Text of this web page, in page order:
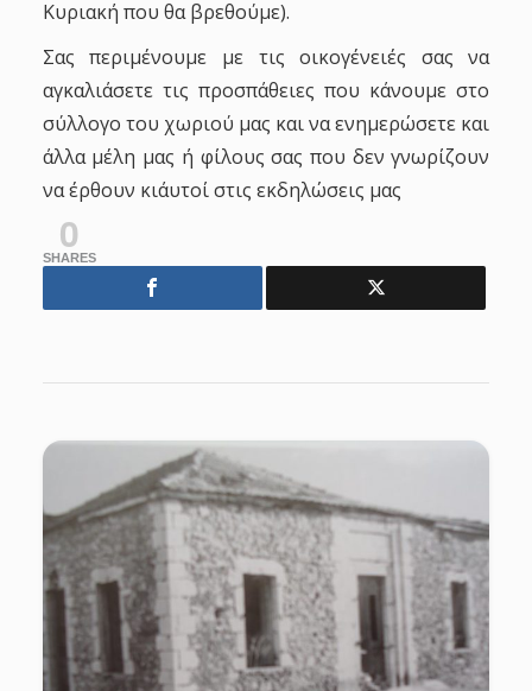
Κυριακή που θα βρεθούμε).
Σας περιμένουμε με τις οικογένειές σας να
αγκαλιάσετε τις προσπάθειες που κάνουμε στο
σύλλογο του χωριού μας και να ενημερώσετε και
άλλα μέλη μας ή φίλους σας που δεν γνωρίζουν
να έρθουν κι΄αυτοί στις εκδηλώσεις μας
0
SHARES